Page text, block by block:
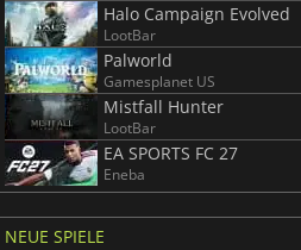
Halo Campaign Evolved
LootBar
Palworld
Gamesplanet US
Mistfall Hunter
LootBar
EA SPORTS FC 27
Eneba
NEUE SPIELE